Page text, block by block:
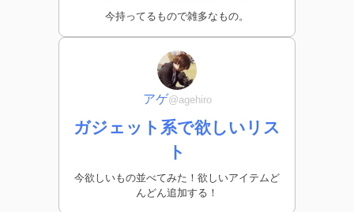
今持ってるもので雑多なもの。
アゲ@agehiro
ガジェット系で欲しいリス
ト
今欲しいもの並べてみた！欲しいアイテムど
んどん追加する！